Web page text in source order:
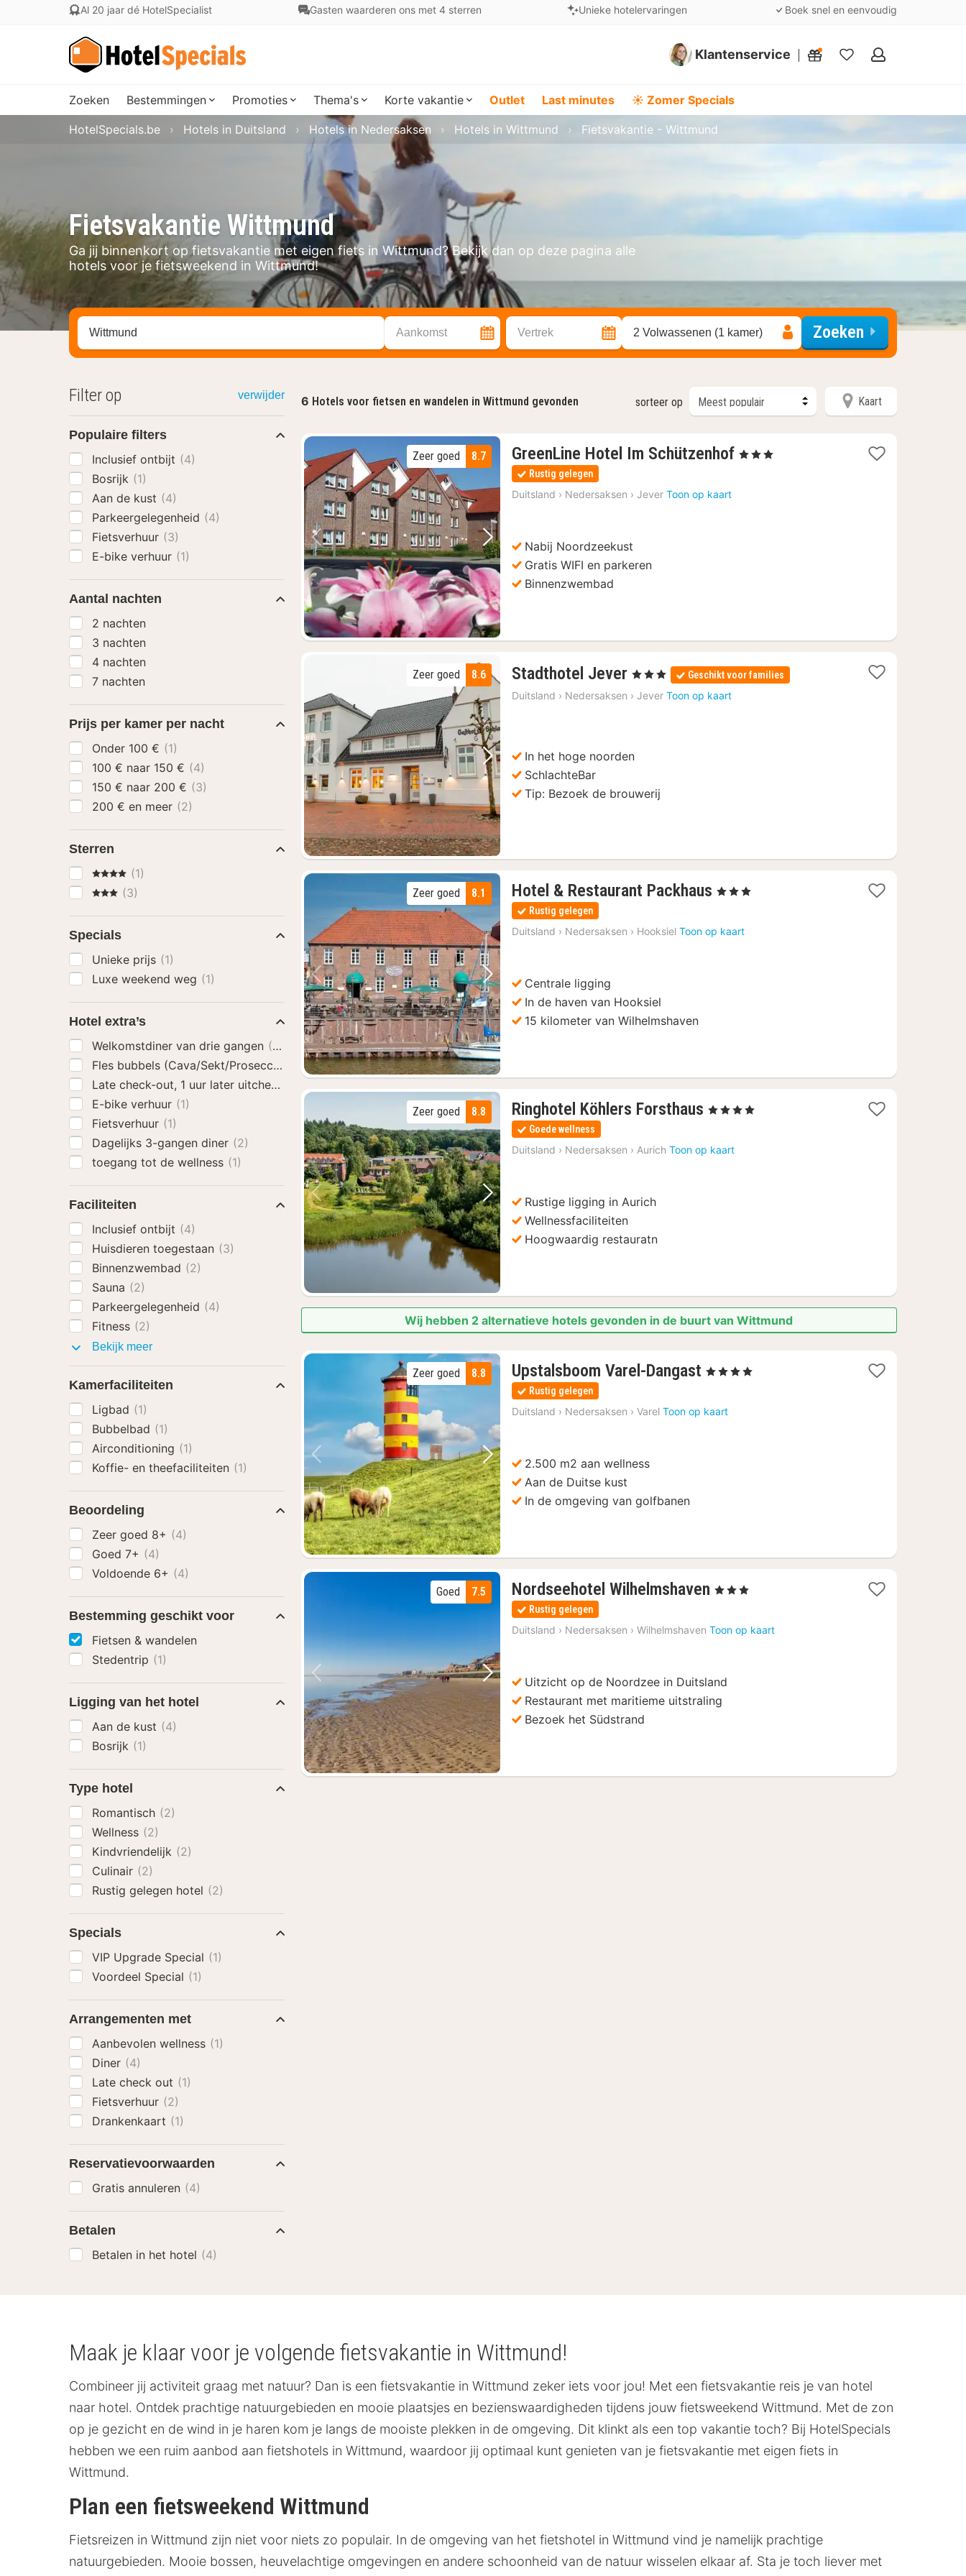
Al 20 jaar dé HotelSpecialist Gasten waarderen ons met 4 sterren Unieke hotelervaringen Boek snel en eenvoudig
Klantenservice
Mijn
Zoeken Bestemmingen Promoties Thema's Korte vakantie Outlet Last minutes ☀️ Zomer Specials
Fietsvakantie Wittmund
Ga jij binnenkort op fietsvakantie met eigen fiets in Wittmund? Bekijk dan op deze pagina alle
hotels voor je fietsweekend in Wittmund!
HotelSpecials.be Hotels in Duitsland Hotels in Nedersaksen Hotels in Wittmund Fietsvakantie - Wittmund
Zoek op hotel, regio of stad Aankomst Vertrek 2 Volwassenen (1 kamer) Zoeken
6 Hotels voor fietsen en wandelen in Wittmund gevonden sorteer op Kaart
Vorige foto Volgende foto
8.7
Zeer goed GreenLine Hotel Im Schützenhof 1
, 3 Sterren
Rustig gelegen
Duitsland › Nedersaksen › Jever Toon op kaart
Nabij Noordzeekust
Gratis WIFI en parkeren
Binnenzwembad
Vorige foto Volgende foto
8.6
Zeer goed Stadthotel Jever 2
nachten
vanaf
, 3 Sterren Geschikt voor families
Duitsland › Nedersaksen › Jever Toon op kaart
In het hoge noorden
SchlachteBar
Tip: Bezoek de brouwerij
Vorige foto Volgende foto
8.1
Zeer goed Hotel & Restaurant Packhaus 1
vanaf
136
, 3 Sterren
Rustig gelegen
Duitsland › Nedersaksen › Hooksiel Toon op kaart
Centrale ligging
In de haven van Hooksiel
15 kilometer van Wilhelmshaven
Vorige foto Volgende foto
8.8
Zeer goed Ringhotel Köhlers Forsthaus 1
vanaf
139
, 4 Sterren
Goede wellness
Duitsland › Nedersaksen › Aurich Toon op kaart
Rustige ligging in Aurich
Wellnessfaciliteiten
Hoogwaardig restauratn
Wij hebben 2 alternatieve hotels gevonden in de buurt van Wittmund
Vorige foto Volgende foto
8.8
Zeer goed Upstalsboom Varel-Dangast 1
vanaf
160
, 4 Sterren
Rustig gelegen
Duitsland › Nedersaksen › Varel Toon op kaart
2.500 m2 aan wellness
Aan de Duitse kust
In de omgeving van golfbanen
Vorige foto Volgende foto
7.5
Goed Nordseehotel Wilhelmshaven 1
vanaf
79
, 3 Sterren
Rustig gelegen
Duitsland › Nedersaksen › Wilhelmshaven Toon op kaart
Uitzicht op de Noordzee in Duitsland
Restaurant met maritieme uitstraling
Bezoek het Südstrand
Filter op verwijder
Populaire filters
Inclusief ontbijt (4)
Bosrijk (1)
Aan de kust (4)
Parkeergelegenheid (4)
Fietsverhuur (3)
E-bike verhuur (1)
Aantal nachten
2 nachten
3 nachten
4 nachten
7 nachten
Prijs per kamer per nacht
Onder 100 € (1)
100 € naar 150 € (4)
150 € naar 200 € (3)
200 € en meer (2)
Sterren
4 Sterren
(1)
3 Sterren
(3)
Specials
Unieke prijs (1)
Luxe weekend weg (1)
Hotel extra’s
Welkomstdiner van drie gangen (2)
Fles bubbels (Cava/Sekt/Prosecco)
Late check-out, 1 uur later uitchecken
E-bike verhuur (1)
Fietsverhuur (1)
Dagelijks 3-gangen diner (2)
toegang tot de wellness (1)
Faciliteiten
Inclusief ontbijt (4)
Huisdieren toegestaan (3)
Binnenzwembad (2)
Sauna (2)
Parkeergelegenheid (4)
Fitness (2)
Bekijk meerFaciliteiten
Kamerfaciliteiten
Ligbad (1)
Bubbelbad (1)
Airconditioning (1)
Koffie- en theefaciliteiten (1)
Beoordeling
Zeer goed 8+ (4)
Goed 7+ (4)
Voldoende 6+ (4)
Bestemming geschikt voor
Fietsen & wandelen
Stedentrip (1)
Ligging van het hotel
Aan de kust (4)
Bosrijk (1)
Type hotel
Romantisch (2)
Wellness (2)
Kindvriendelijk (2)
Culinair (2)
Rustig gelegen hotel (2)
Specials
VIP Upgrade Special (1)
Voordeel Special (1)
Arrangementen met
Aanbevolen wellness (1)
Diner (4)
Late check out (1)
Fietsverhuur (2)
Drankenkaart (1)
Reservatievoorwaarden
Gratis annuleren (4)
Betalen
Betalen in het hotel (4)
Maak je klaar voor je volgende fietsvakantie in Wittmund!
Combineer jij activiteit graag met natuur? Dan is een fietsvakantie in Wittmund zeker iets voor jou! Met een fietsvakantie reis je van hotel
naar hotel. Ontdek prachtige natuurgebieden en mooie plaatsjes en bezienswaardigheden tijdens jouw fietsweekend Wittmund. Met de zon
op je gezicht en de wind in je haren kom je langs de mooiste plekken in de omgeving. Dit klinkt als een top vakantie toch? Bij HotelSpecials
hebben we een ruim aanbod aan fietshotels in Wittmund, waardoor jij optimaal kunt genieten van je fietsvakantie met eigen fiets in
Wittmund.
Plan een fietsweekend Wittmund
Fietsreizen in Wittmund zijn niet voor niets zo populair. In de omgeving van het fietshotel in Wittmund vind je namelijk prachtige
natuurgebieden. Mooie bossen, heuvelachtige omgevingen en andere schoonheid van de natuur wisselen elkaar af. Sta je toch liever met